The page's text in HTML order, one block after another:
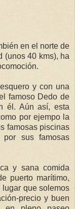
en el norte de
(unos 40 kms), ha
y con una
famoso Dedo de
él. Aún así, esta
por ejempo la
famosas piscinas
por sus famosas
y sana comida
puerto marítimo,
lugar que solemos
precio y buen